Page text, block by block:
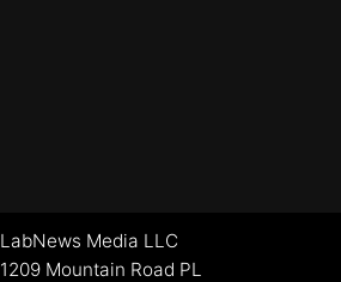
LabNews Media LLC
1209 Mountain Road PL